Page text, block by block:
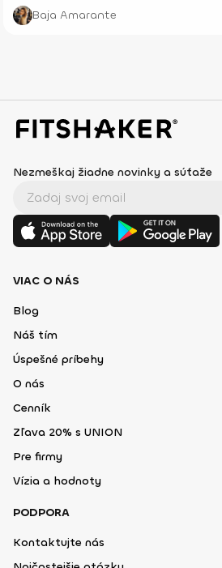
Baja Amarante
Nezmeškaj žiadne novinky a súťaže
VIAC O NÁS
Blog
Náš tím
Úspešné príbehy
O nás
Cenník
Zľava 20% s UNION
Pre firmy
Vízia a hodnoty
PODPORA
Kontaktujte nás